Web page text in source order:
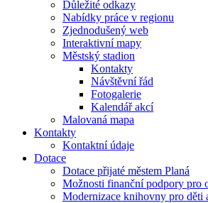
Důležité odkazy
Nabídky práce v regionu
Zjednodušený web
Interaktivní mapy
Městský stadion
Kontakty
Návštěvní řád
Fotogalerie
Kalendář akcí
Malovaná mapa
Kontakty
Kontaktní údaje
Dotace
Dotace přijaté městem Planá
Možnosti finanční podpory pro
Modernizace knihovny pro děti